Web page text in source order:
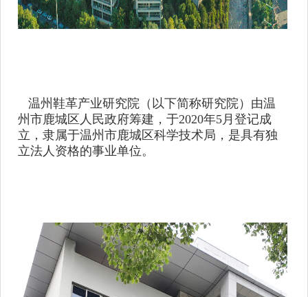
温州鞋革产业研究院（以下简称研究院）由温
州市鹿城区人民政府筹建，于2020年5月登记成
立，隶属于温州市鹿城区科学技术局， 是具有独
立法人资格的事业单位。